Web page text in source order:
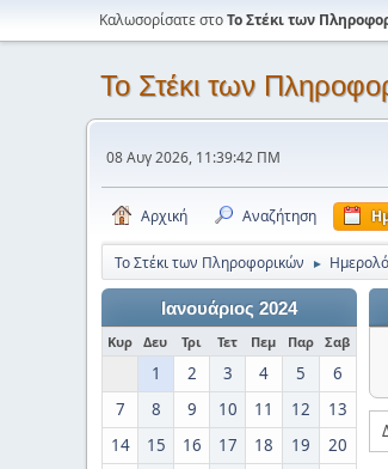
Καλωσορίσατε στοΤο Στέκι των
Το Στέκι των
08 Αυγ 2026, 11:39:42 ΠΜ
Αρχική Αναζήτηση
Το Στέκι των Πληροφορικών ►
Ιανουάριος 2024
Κυρ Δευ Τρι Τετ Πεμ Παρ Σαβ
1 2 3 4 5
6
7
8 9 10 11 12
13
14
15 16 17 18 19
20